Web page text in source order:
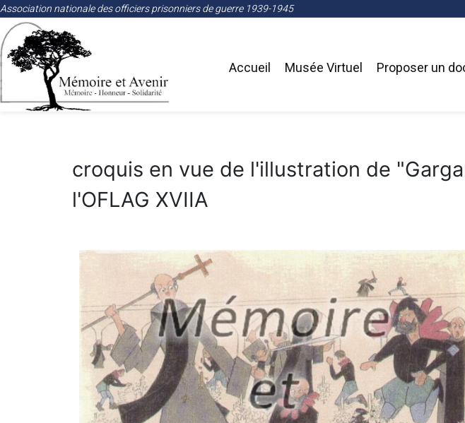
Association nationale des officiers prisonniers de guerre 1939-1945
Accueil Musée Virtuel Proposer un
croquis en vue de l'illustration de
l'OFLAG XVIIA